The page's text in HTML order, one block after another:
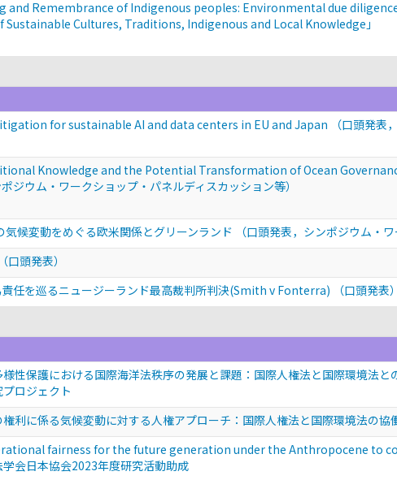
and Remembrance of Indigenous peoples: Environmental due
Sustainable Cultures, Traditions, Indigenous and Local Knowledge」
for sustainable AI and data centers in EU and Japan
（口頭発
Knowledge and the Potential Transformation of Ocean
ポジウム・ワークショップ・パネルディスカッション等）
気候変動をめぐる欧米関係とグリーンランド
（口頭発表，シンポジウム・
（口頭発表）
任を巡るニュージーランド最高裁判所判決(Smith v Fonterra)
（口頭発表）
性保護における国際海洋法秩序の発展と課題：国際人権法と国際環境法
ロジェクト
利に係る気候変動に対する人権アプローチ：国際人権法と国際環境法の協
fairness for the future generation under the Anthropocene to
学会日本協会2023年度研究活動助成